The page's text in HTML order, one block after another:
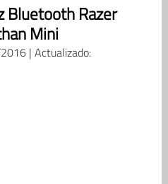
Bluetooth Razer
Mini
| Actualizado: